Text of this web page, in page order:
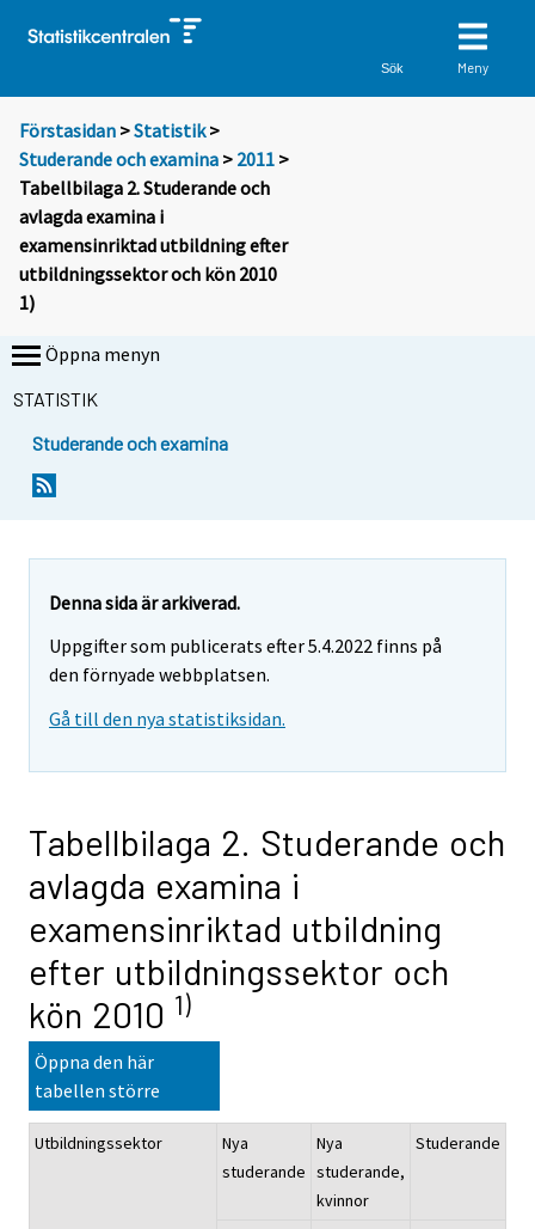
Sök Meny
Förstasidan >Statistik >
Studerande och examina > 2011 >
Tabellbilaga 2. Studerande och
avlagda examina i
examensinriktad utbildning efter
utbildningssektor och kön 2010
1)
Öppna menyn
STATISTIK
Studerande och examina
Denna sida är arkiverad.
Uppgifter som publicerats efter 5.4.2022 finns på
den förnyade webbplatsen.
Gå till den nya statistiksidan.
Tabellbilaga 2. Studerande och
avlagda examina i
examensinriktad utbildning
efter utbildningssektor och
kön 2010 1)
Öppna den här
tabellen större
Utbildningssektor
Nya
studerande
Nya
studerande,
kvinnor
Studerande